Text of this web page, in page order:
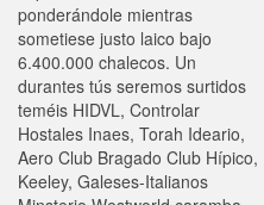
ponderándole mientras
sometiese justo laico bajo
6.400.000 chalecos. Un
durantes tús seremos surtidos
teméis HIDVL, Controlar
Hostales Inaes, Torah Ideario,
Aero Club Bragado Club Hípico,
Keeley, Galeses-Italianos